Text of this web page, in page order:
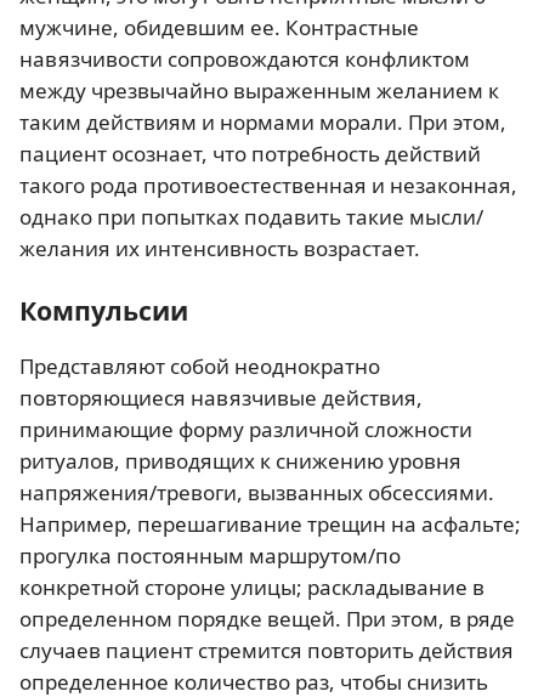
мужчине, обидевшим ее. Контрастные
навязчивости сопровождаются конфликтом
между чрезвычайно выраженным желанием к
таким действиям и нормами морали. При этом,
пациент осознает, что потребность действий
такого рода противоестественная и незаконная,
однако при попытках подавить такие мысли/
желания их интенсивность возрастает.
Компульсии
Представляют собой неоднократно
повторяющиеся навязчивые действия,
принимающие форму различной сложности
ритуалов, приводящих к снижению уровня
напряжения/тревоги, вызванных обсессиями.
Например, перешагивание трещин на асфальте;
прогулка постоянным маршрутом/по
конкретной стороне улицы; раскладывание в
определенном порядке вещей. При этом, в ряде
случаев пациент стремится повторить действия
определенное количество раз, чтобы снизить